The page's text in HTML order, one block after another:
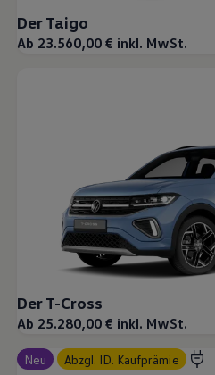
Familie
Der Taigo
Ab 23.560,00 € inkl. MwSt.
Der T-Cross
Ab 25.280,00 € inkl. MwSt.
Neu abzgl. ID. Kaufprämie